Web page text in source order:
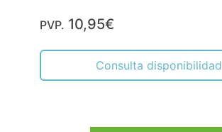
PVP. 10,95€
Consulta disponibilidad